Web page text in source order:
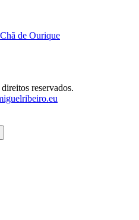
de Ourique
reservados.